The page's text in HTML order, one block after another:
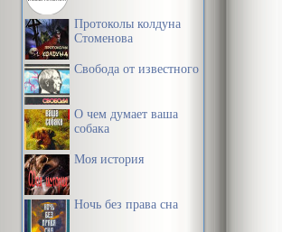
Протоколы колдуна
Стоменова
Свобода от известного
О чем думает ваша
собака
Моя история
Ночь без права сна